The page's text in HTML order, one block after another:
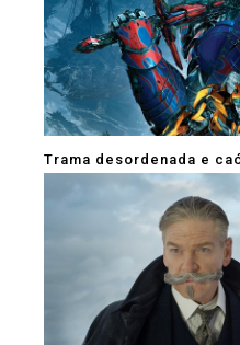
Trama desordenada e